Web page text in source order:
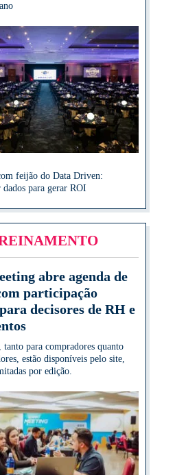
feijão do Data Driven:
dados para gerar ROI
abre agenda de
participação
decisores de RH e
tanto para compradores quanto
estão disponíveis pelo site,
por edição.